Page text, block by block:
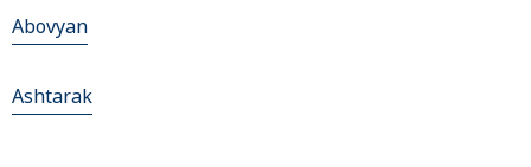
Abovyan
Ashtarak